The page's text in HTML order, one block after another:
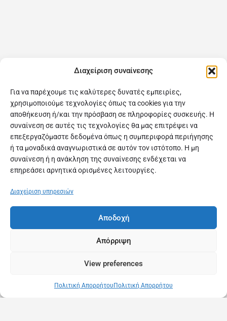
Διαχείριση συναίνεσης
Για να παρέχουμε τις καλύτερες δυνατές εμπειρίες,
χρησιμοποιούμε τεχνολογίες όπως τα cookies για την
αποθήκευση ή/και την πρόσβαση σε πληροφορίες συσκευής. Η
συναίνεση σε αυτές τις τεχνολογίες θα μας επιτρέψει να
επεξεργαζόμαστε δεδομένα όπως η συμπεριφορά περιήγησης
ή τα μοναδικά αναγνωριστικά σε αυτόν τον ιστότοπο. Η μη
συναίνεση ή η ανάκληση της συναίνεσης ενδέχεται να
επηρεάσει αρνητικά ορισμένες λειτουργίες.
Διαχείριση υπηρεσιών
Αποδοχή
Απόρριψη
View preferences
Πολιτική Απορρήτου Πολιτική Απορρήτου